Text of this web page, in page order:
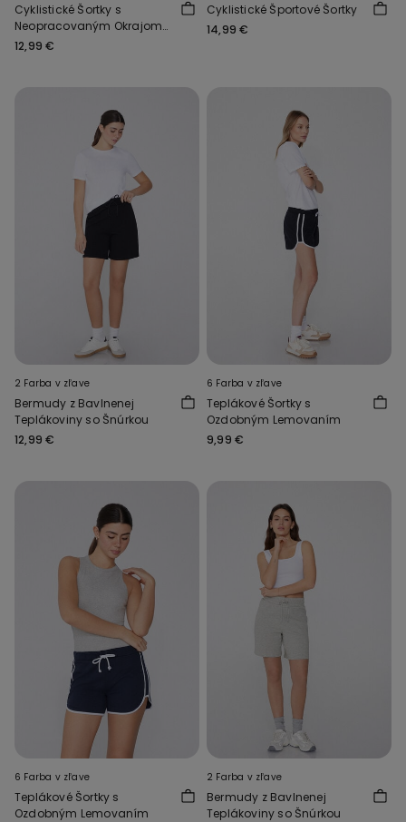
Cyklistické Šortky s
Neopracovaným Okrajom
Shaping
12,99 €
Cyklistické Športové Šortky
14,99 €
2 Farba v zľave
Bermudy z Bavlnenej
Teplákoviny so Šnúrkou
12,99 €
6 Farba v zľave
Teplákové Šortky s
Ozdobným Lemovaním
9,99 €
6 Farba v zľave
Teplákové Šortky s
Ozdobným Lemovaním
2 Farba v zľave
Bermudy z Bavlnenej
Teplákoviny so Šnúrkou